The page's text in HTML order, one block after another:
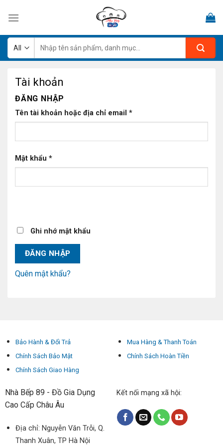
kiếm:
Tài khoản
ĐĂNG NHẬP
Tên tài khoản hoặc địa chỉ email *
Mật khẩu *
Ghi nhớ mật khẩu
ĐĂNG NHẬP
Quên mật khẩu?
Bảo Hành & Đổi Trả
Chính Sách Bảo Mật
Chính Sách Giao Hàng
Mua Hàng & Thanh Toán
Chính Sách Hoàn Tiền
Nhà Bếp 89 - Đồ Gia Dụng
Cao Cấp Châu Âu
Địa chỉ: Nguyễn Văn Trỗi, Q.
Thanh Xuân, TP Hà Nội
Kết nối mạng xã hội: